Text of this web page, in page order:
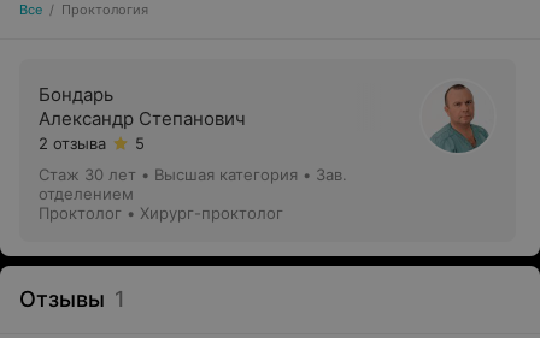
Все / Проктология
Бондарь
Александр Степанович
2 отзыва
5
Стаж 30 лет • Высшая категория • Зав.
отделением
Проктолог • Хирург-проктолог
Отзывы 1